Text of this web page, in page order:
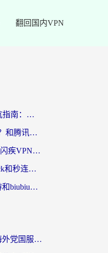
翻回国内VPN
海外党连中国VPN避坑指南：如何选到真正能无缝刷国内资源的加速器？
快帆TV版VPN好用吗？和腾讯VPN对比哪个回国效果更好？海外党必看的真实体验指南
Malus VPN好用吗？和闪疾VPN对比哪个回国效果更好？海外华人的实用避坑指南
海外党必看：Quickback和秒连好用吗？3步选对回国加速器，无缝刷国内资源
海外党必看：雷神手游和biubiu好用吗？3招选对回国加速器无缝刷国内资源
国外可以玩艾希么？海外党国服游戏畅玩终极指南（附加速器选择秘籍）